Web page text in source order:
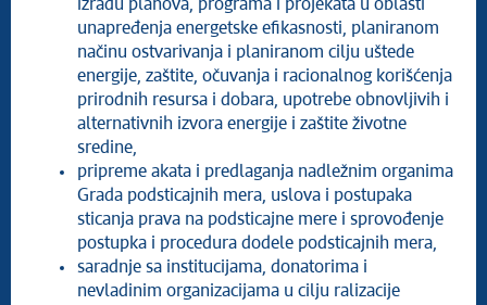
izradu planova, programa i projekata u oblasti
unapređenja energetske efikasnosti, planiranom
načinu ostvarivanja i planiranom cilju uštede
energije, zaštite, očuvanja i racionalnog korišćenja
prirodnih resursa i dobara, upotrebe obnovljivih i
alternativnih izvora energije i zaštite životne
sredine,
pripreme akata i predlaganja nadležnim organima
Grada podsticajnih mera, uslova i postupaka
sticanja prava na podsticajne mere i sprovođenje
postupka i procedura dodele podsticajnih mera,
saradnje sa institucijama, donatorima i
nevladinim organizacijama u cilju ralizacije